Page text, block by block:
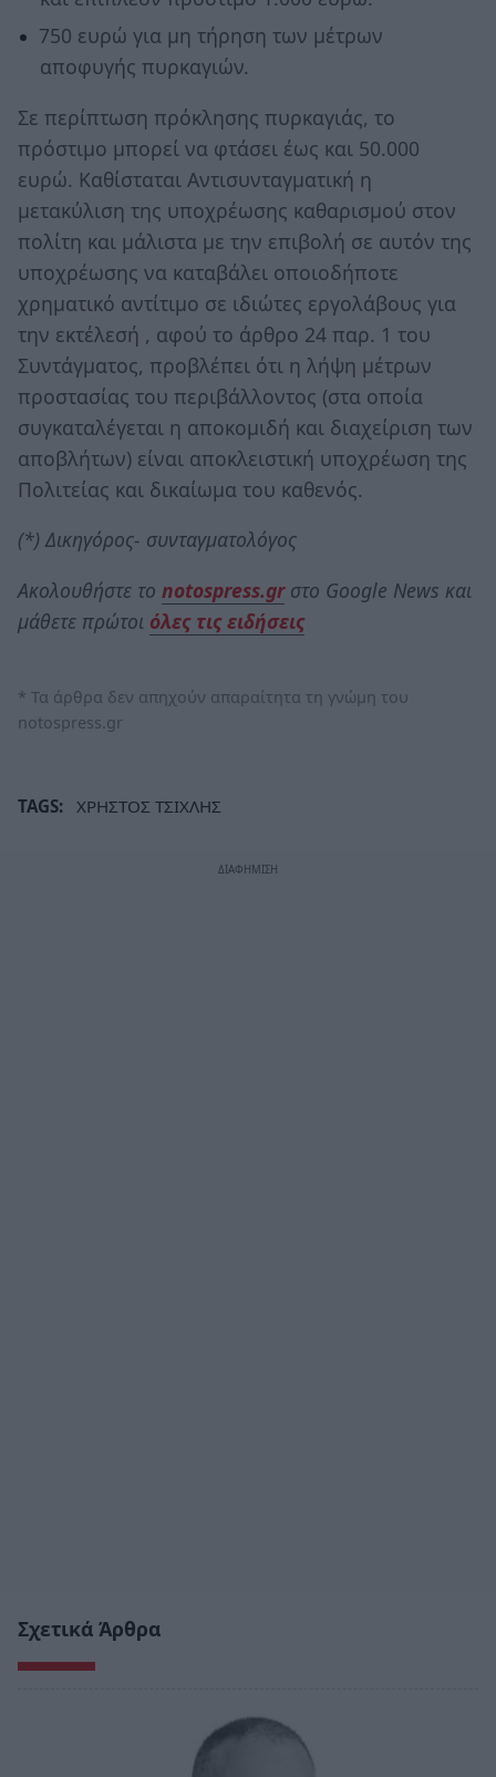
750 ευρώ για μη τήρηση των μέτρων
αποφυγής πυρκαγιών.
Σε περίπτωση πρόκλησης πυρκαγιάς, το
πρόστιμο μπορεί να φτάσει έως και 50.000
ευρώ. Καθίσταται Αντισυνταγματική η
μετακύλιση της υποχρέωσης καθαρισμού στον
πολίτη και μάλιστα με την επιβολή σε αυτόν της
υποχρέωσης να καταβάλει οποιοδήποτε
χρηματικό αντίτιμο σε ιδιώτες εργολάβους για
την εκτέλεσή , αφού το άρθρο 24 παρ. 1 του
Συντάγματος, προβλέπει ότι η λήψη μέτρων
προστασίας του περιβάλλοντος (στα οποία
συγκαταλέγεται η αποκομιδή και διαχείριση των
αποβλήτων) είναι αποκλειστική υποχρέωση της
Πολιτείας και δικαίωμα του καθενός.
(*) Δικηγόρος- συνταγματολόγος
Ακολουθήστε το notospress.grστο Google News και
μάθετε πρώτοι όλες τις ειδήσεις
* Τα άρθρα δεν απηχούν απαραίτητα τη γνώμη του
notospress.gr
TAGS: ΧΡΗΣΤΟΣ ΤΣΙΧΛΗΣ
Σχετικά Άρθρα